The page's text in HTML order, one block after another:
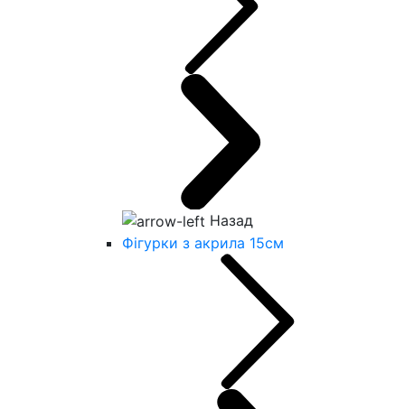
Назад
Фігурки з акрила 15см